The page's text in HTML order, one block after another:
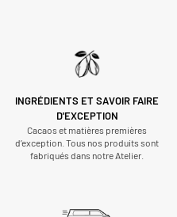
INGRÉDIENTS ET SAVOIR FAIRE
D'EXCEPTION
Cacaos et matières premières
d’exception. Tous nos produits sont
fabriqués dans notre Atelier.